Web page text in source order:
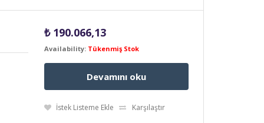
₺190.066,13
Availability: Tükenmiş Stok
Devamını oku
İstek Listeme Ekle Karşılaştır